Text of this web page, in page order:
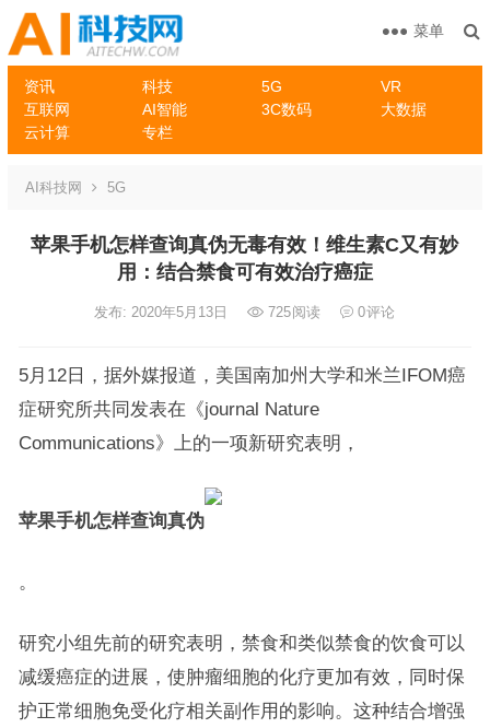
资讯 科技 5G
VR
互联网
AI智能 3C数码
大数据
云计算
专栏
菜单
AI科技网 5G
苹果手机怎样查询真伪无毒有效！维生素C又有妙
用：结合禁食可有效治疗癌症
发布: 2020年5月13日 725阅读 0评论
5月12日，据外媒报道，美国南加州大学和米兰IFOM癌
症研究所共同发表在《journal Nature
Communications》上的一项新研究表明，
苹果手机怎样查询真伪
。
研究小组先前的研究表明，禁食和类似禁食的饮食可以
减缓癌症的进展，使肿瘤细胞的化疗更加有效，同时保
护正常细胞免受化疗相关副作用的影响。这种结合增强